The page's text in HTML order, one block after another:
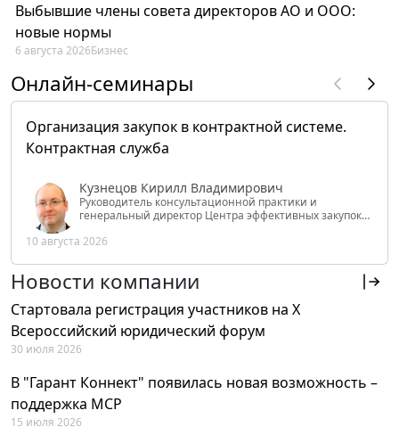
Выбывшие члены совета директоров АО и ООО:
новые нормы
6 августа 2026Бизнес
Онлайн-семинары
Организация закупок в контрактной системе.
Контрактная служба
Кузнецов Кирилл Владимирович
Руководитель консультационной практики и
генеральный директор Центра эффективных закупок
РФ
10 августа 2026
Новости компании
Стартовала регистрация участников на X
Всероссийский юридический форум
30 июля 2026
В "Гарант Коннект" появилась новая возможность –
поддержка MCP
15 июля 2026